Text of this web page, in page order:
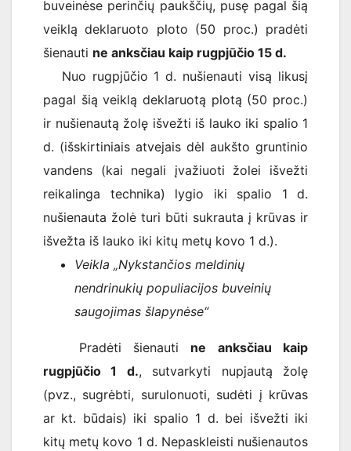
buveinėse perinčių paukščių, pusę pagal šią
veiklą deklaruoto ploto (50 proc.) pradėti
šienauti ne anksčiau kaip rugpjūčio 15 d.
Nuo rugpjūčio 1 d. nušienauti visą likusį
pagal šią veiklą deklaruotą plotą (50 proc.)
ir nušienautą žolę išvežti iš lauko iki spalio 1
d. (išskirtiniais atvejais dėl aukšto gruntinio
vandens (kai negali įvažiuoti žolei išvežti
reikalinga technika) lygio iki spalio 1 d.
nušienauta žolė turi būti sukrauta į krūvas ir
išvežta iš lauko iki kitų metų kovo 1 d.).
Veikla „Nykstančios meldinių
nendrinukių populiacijos buveinių
saugojimas šlapynėse“
Pradėti šienauti ne anksčiau kaip
rugpjūčio 1 d., sutvarkyti nupjautą žolę
(pvz., sugrėbti, surulonuoti, sudėti į krūvas
ar kt. būdais) iki spalio 1 d. bei išvežti iki
kitų metų kovo 1 d. Nepaskleisti nušienautos